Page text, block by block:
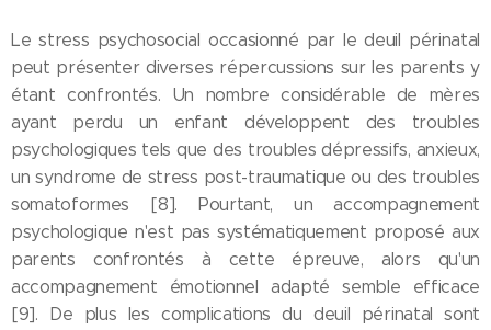
Le stress psychosocial occasionné par le deuil périnatal
peut présenter diverses répercussions sur les parents y
étant confrontés. Un nombre considérable de mères
ayant perdu un enfant développent des troubles
psychologiques tels que des troubles dépressifs, anxieux,
un syndrome de stress post-traumatique ou des troubles
somatoformes [8]. Pourtant, un accompagnement
psychologique n'est pas systématiquement proposé aux
parents confrontés à cette épreuve, alors qu'un
accompagnement émotionnel adapté semble efficace
[9]. De plus les complications du deuil périnatal sont